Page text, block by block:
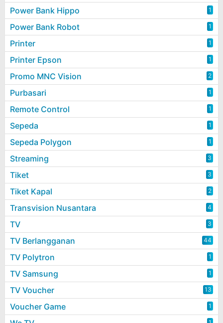
Power Bank Hippo 1
Power Bank Robot 1
Printer 1
Printer Epson 1
Promo MNC Vision 2
Purbasari 1
Remote Control 1
Sepeda 1
Sepeda Polygon 1
Streaming 3
Tiket 3
Tiket Kapal 2
Transvision Nusantara 4
TV 3
TV Berlangganan 44
TV Polytron 1
TV Samsung 1
TV Voucher 13
Voucher Game 1